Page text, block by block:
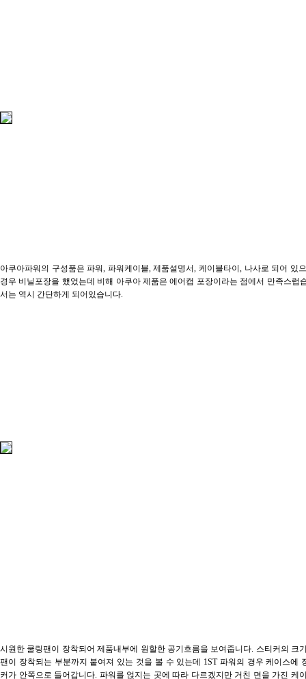
아쿠아파워의 구성품은 파워, 파워케이블, 제품설명서, 케이블타이, 나사로 되어 있
경우 비닐포장을 했었는데 비해 아쿠아 제품은 에어캡 포장이라는 점에서 만족스럽
서는 역시 간단하게 되어있습니다.
시원한 쿨링팬이 장착되어 제품내부에 원할한 공기흐름을 보여줍니다. 스티커의 크
팬이 장착되는 부분까지 붙여져 있는 것을 볼 수 있는데 1ST 파워의 경우 케이스에
커가 안쪽으로 들어갑니다. 파워를 얹지는 곳에 따라 다르겠지만 거친 면을 가진 케